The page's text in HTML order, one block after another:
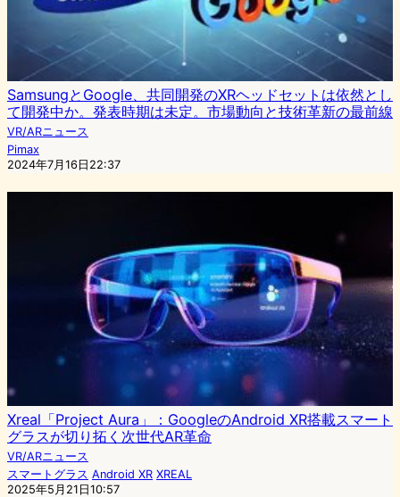
SamsungとGoogle、共同開発のXRヘッドセットは依然とし
て開発中か。発表時期は未定。市場動向と技術革新の最前線
VR/ARニュース
Pimax
2024年7月16日22:37
Xreal「Project Aura」：GoogleのAndroid XR搭載スマート
グラスが切り拓く次世代AR革命
VR/ARニュース
スマートグラス Android XR XREAL
2025年5月21日10:57